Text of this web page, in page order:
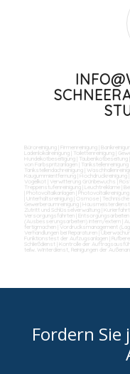
Büroreinigung| Firmenreinigung|
Ladenlokalreinigung| Toilettenreinigung|
Hundekotbeseitigung| Taubenkotbeseitung|
von Farbspritzanlagen
Tankstellenreinigung|
Tankstellendachreinigung|
Kaugummientfernung| Hochdruckreinigung|
Vogelkot
Verwitterung Grünbewuchs |
Treppenstufenreinigung| Leuchtreklame|
Photovoltaikanlagen Photovoltaikreinigung|
Unterhaltsreinigung| Osmose|
Gewerberaumreinigung| Hausmeisterdienst
Zutritt und Schlüsselverwaltung|
Versorgungsfahrten
Entsorgungsarbeiten
(Ausbesserungsarbeiten) intern/extern
fertigmachen
Vordrucksmanagement
Verhandlungen bei Reparaturen |
Funktionstest der Aufzugsanlagen
Schließdienst Kontrolle der
teilw. Winterdienst, Reinigungen der
Fordern